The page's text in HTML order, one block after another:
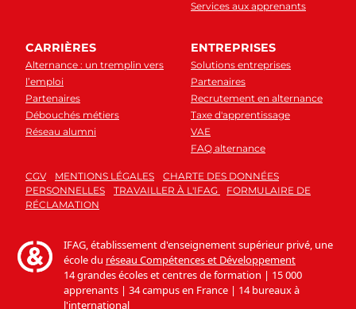
Services aux apprenants
CARRIÈRES
Alternance : un tremplin vers
l’emploi
Partenaires
Débouchés métiers
Réseau alumni
ENTREPRISES
Solutions entreprises
Partenaires
Recrutement en alternance
Taxe d'apprentissage
VAE
FAQ alternance
CGV MENTIONS LÉGALES
CHARTE DES DONNÉES
PERSONNELLES
TRAVAILLER À L'IFAG
FORMULAIRE DE
RÉCLAMATION